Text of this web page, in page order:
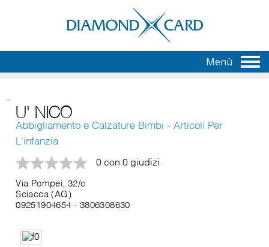
Menù
U' NICO
Abbigliamento e Calzature Bimbi - Articoli Per
L'infanzia
0 con 0 giudizi
Via Pompei, 32/c
Sciacca (AG)
09251904654 - 3806308630